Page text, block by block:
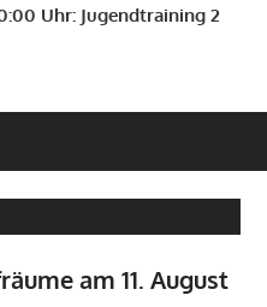
Uhr: Jugendtraining 2
am 11. August